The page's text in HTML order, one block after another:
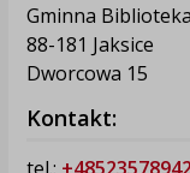
Gminna
88-181 Jaksice
Dworcowa 15
Kontakt: